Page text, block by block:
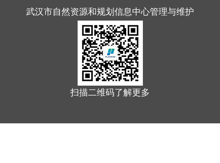
武汉市自然资源和规划信息中心管理与维护
扫描二维码了解更多